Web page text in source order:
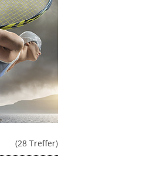
(28 Treffer)